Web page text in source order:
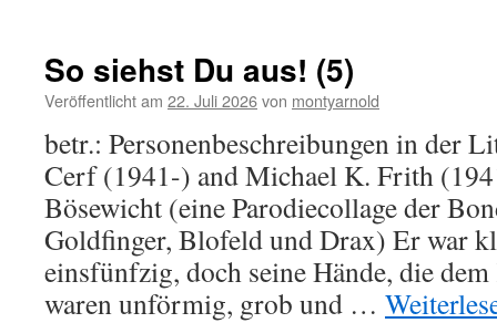
So siehst Du aus! (5)
Veröffentlicht am 22. Juli 2026von montyarnold
betr.: Personenbeschreibungen in der
Cerf (1941-) and Michael K. Frith
Bösewicht (eine Parodiecollage der
Goldfinger, Blofeld und Drax) Er war
einsfünfzig, doch seine Hände, die
waren unförmig, grob und …